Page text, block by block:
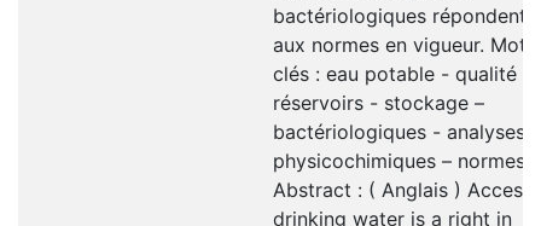
bactériologiques répondent
aux normes en vigueur. Mots
clés : eau potable - qualité -
réservoirs - stockage –
bactériologiques - analyses
physicochimiques – normes.
Abstract : ( Anglais ) Access
drinking water is a right in